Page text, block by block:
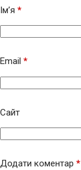
Ім’я *
Email *
Сайт
Додати коментар *